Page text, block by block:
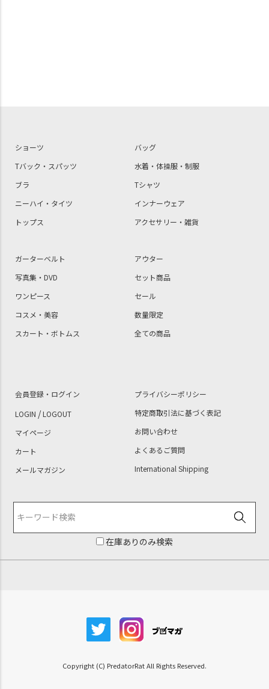
ショーツ
Tバック・スパッツ
ブラ
ニーハイ・タイツ
トップス
バッグ
水着・体操服・制服
Tシャツ
インナーウェア
アクセサリー・雑貨
ガーターベルト
写真集・DVD
ワンピース
コスメ・美容
スカート・ボトムス
アウター
セット商品
セール
数量限定
全ての商品
会員登録・ログイン
LOGIN /LOGOUT
マイページ
カート
メールマガジン
プライバシーポリシー
特定商取引法に基づく表記
お問い合わせ
よくあるご質問
International Shipping
在庫ありのみ検索
Copyright (C) PredatorRat All Rights Reserved.